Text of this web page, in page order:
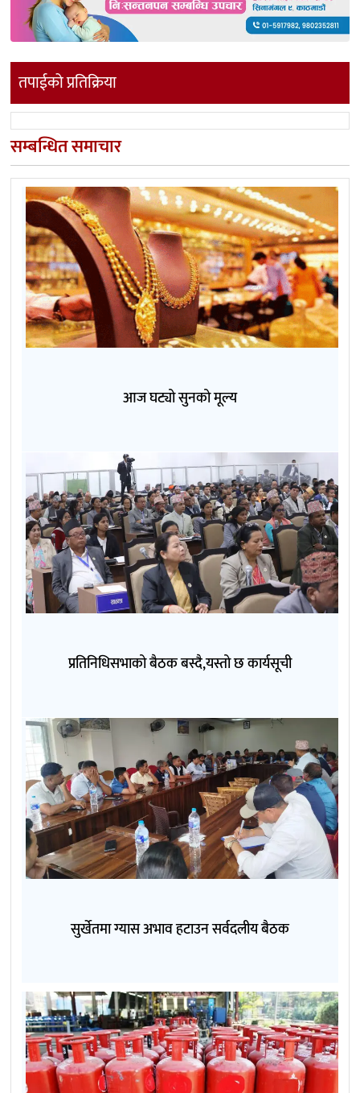
तपाईको प्रतिक्रिया
सम्बन्धित समाचार
आज घट्यो सुनको मूल्य
प्रतिनिधिसभाको बैठक बस्दै,यस्तो छ कार्यसूची
सुर्खेतमा ग्यास अभाव हटाउन सर्वदलीय बैठक